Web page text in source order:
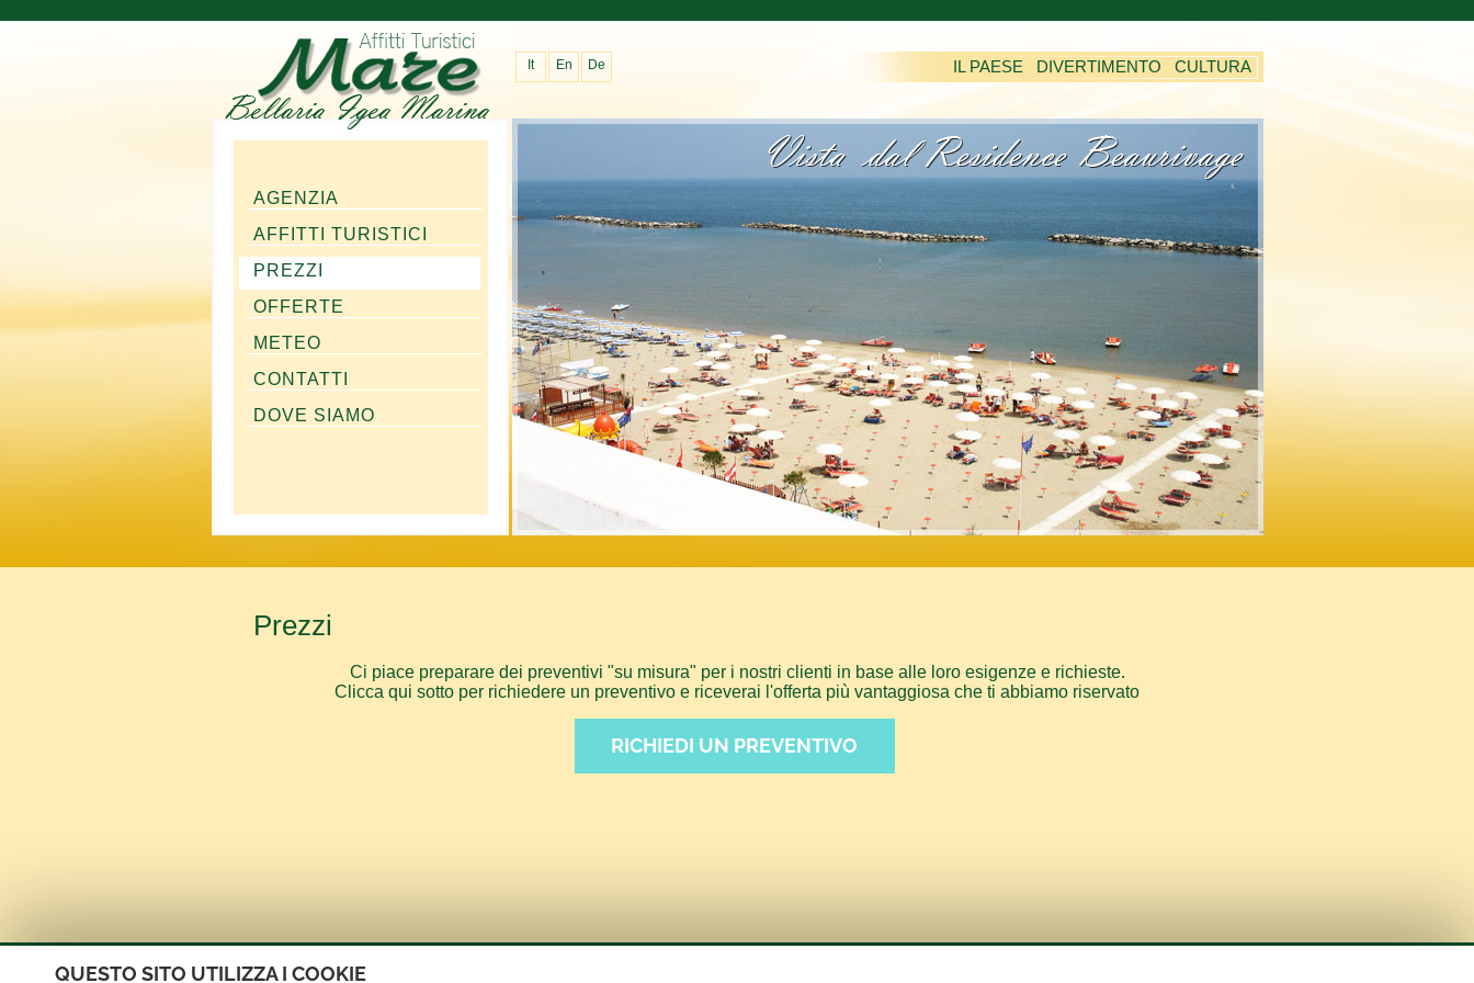
AGENZIA
AFFITTI TURISTICI
PREZZI
OFFERTE
METEO
CONTATTI
DOVE SIAMO
It En De IL PAESE DIVERTIMENTO CULTURA
Prezzi
Ci piace preparare dei preventivi "su misura" per i nostri clienti in base alle loro esigenze e richieste.
Clicca qui sotto per richiedere un preventivo e riceverai l'offerta più vantaggiosa che ti abbiamo riservato
RICHIEDI UN PREVENTIVO
QUESTO SITO UTILIZZA I COOKIE